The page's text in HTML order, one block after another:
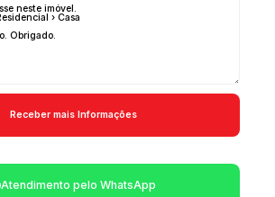
Atendimento pelo WhatsApp